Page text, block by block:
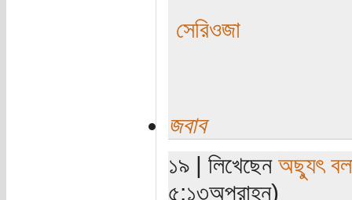
সেরিওজা
জবাব
১৯ | লিখেছেন অছ্যুৎ
৫:১৩অপরাহ্ন)